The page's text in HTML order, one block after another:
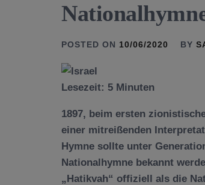
POSTED ON 10/06/2020 BY
Lesezeit: 5 Minuten
1897, beim ersten
einer mitreißenden
Hymne sollte unter
Nationalhymne bekannt
„Hatikvah“ offiziell als die